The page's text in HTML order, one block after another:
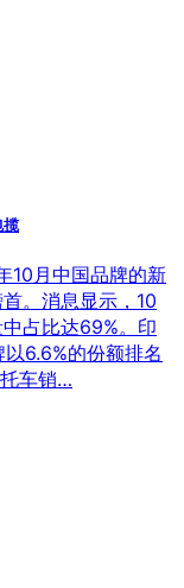
揽
10月中国品牌的新
。消息显示，10
占比达69%。印
6.6%的份额排名
车销…